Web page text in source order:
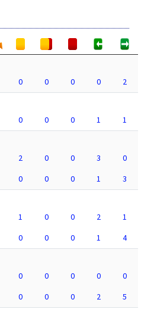
0 0 0 0
2
0 0 0 1
1
2 0 0 3
0
0 0 0 1
3
1 0 0 2
1
0 0 0 1
4
0 0 0 0
0
0 0 0 2
5